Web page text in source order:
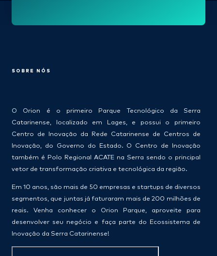
SOBRE NÓS
O Orion é o primeiro Parque Tecnológico da Serra
Catarinense, localizado em Lages, e possui o primeiro
Centro de Inovação da Rede Catarinense de Centros de
Inovação, do Governo do Estado. O Centro de Inovação
também é Polo Regional ACATE na Serra sendo o principal
vetor de transformação criativa e tecnológica da região.
Em 10 anos, são mais de 50 empresas e startups de diversos
segmentos, que juntas já faturaram mais de 200 milhões de
reais. Venha conhecer o Orion Parque, aproveite para
desenvolver seu negócio e faça parte do Ecossistema de
Inovação da Serra Catarinense!